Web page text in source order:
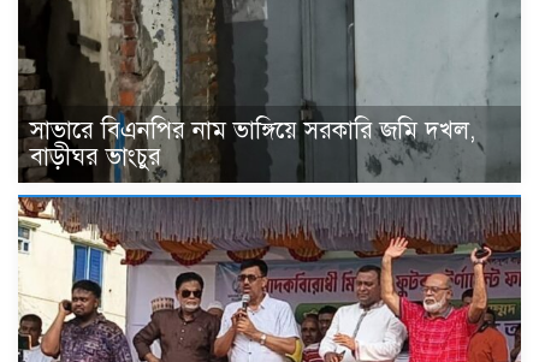
সাভারে বিএনপির নাম ভাঙ্গিয়ে সরকারি জমি দখল,
বাড়ীঘর ভাংচুর